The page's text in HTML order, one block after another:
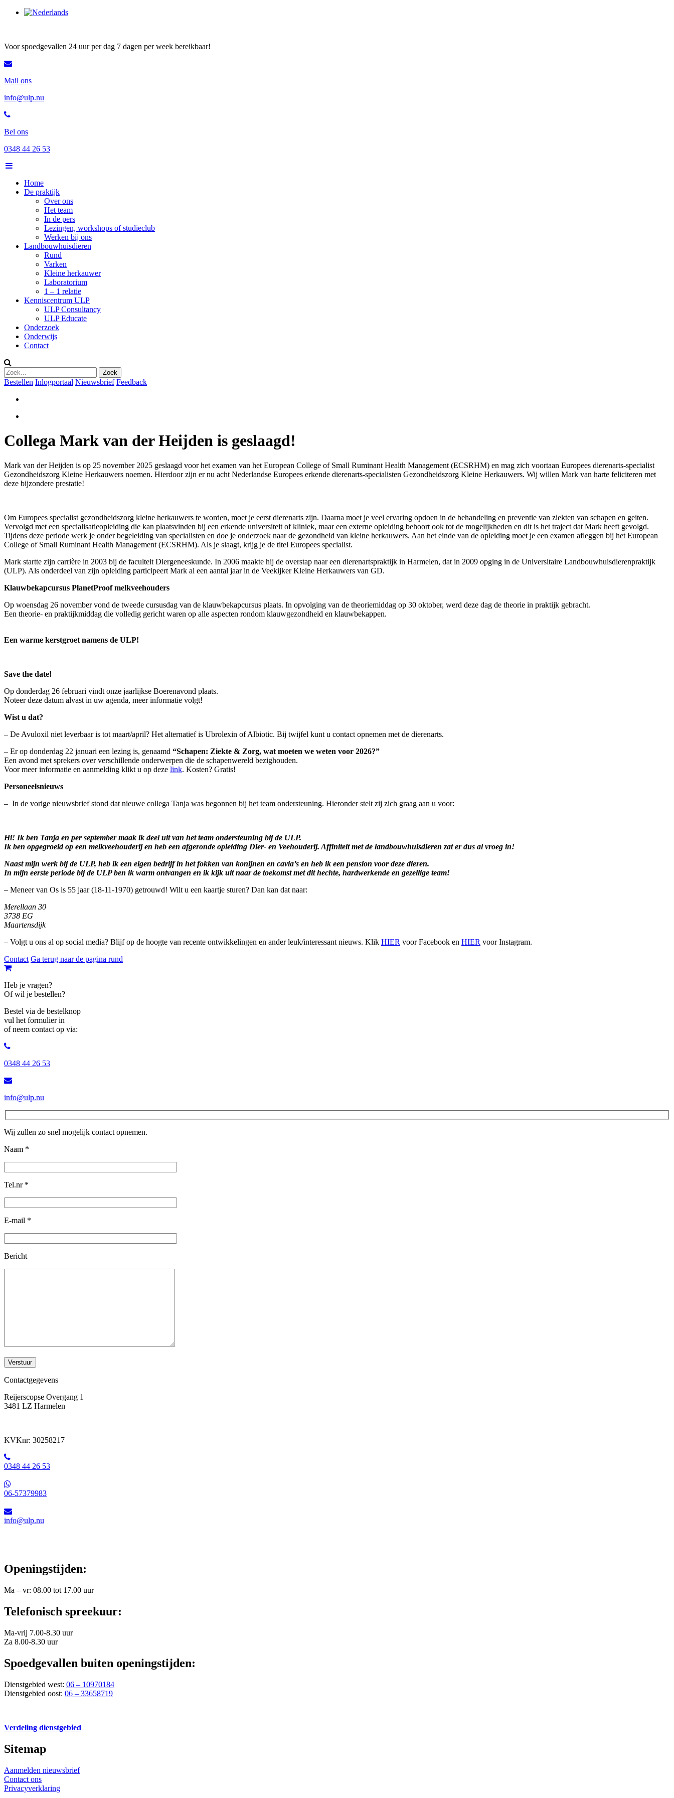
Voor spoedgevallen 24 uur per dag 7 dagen per week bereikbaar!
Mail ons
info@ulp.nu
Bel ons
0348 44 26 53
Home
De praktijk
Over ons
Het team
In de pers
Lezingen, workshops of studieclub
Werken bij ons
Landbouwhuisdieren
Rund
Varken
Kleine herkauwer
Laboratorium
1 – 1 relatie
Kenniscentrum ULP
ULP Consultancy
ULP Educate
Onderzoek
Onderwijs
Contact
Bestellen Inlogportaal Nieuwsbrief Feedback
Collega Mark van der Heijden is geslaagd!
Mark van der Heijden is op 25 november 2025 geslaagd voor het examen van het European College of Small Ruminant Health Management (ECSRHM) en mag zich voortaan Europees dierenarts-specialist
Gezondheidszorg Kleine Herkauwers noemen. Hierdoor zijn er nu acht Nederlandse Europees erkende dierenarts-specialisten Gezondheidszorg Kleine Herkauwers. Wij willen Mark van harte feliciteren met
deze bijzondere prestatie!
Om Europees specialist gezondheidszorg kleine herkauwers te worden, moet je eerst dierenarts zijn. Daarna moet je veel ervaring opdoen in de behandeling en preventie van ziekten van schapen en geiten.
Vervolgd met een specialisatieopleiding die kan plaatsvinden bij een erkende universiteit of kliniek, maar een externe opleiding behoort ook tot de mogelijkheden en dit is het traject dat Mark heeft gevolgd.
Tijdens deze periode werk je onder begeleiding van specialisten en doe je onderzoek naar de gezondheid van kleine herkauwers. Aan het einde van de opleiding moet je een examen afleggen bij het European
College of Small Ruminant Health Management (ECSRHM). Als je slaagt, krijg je de titel Europees specialist.
Mark startte zijn carrière in 2003 bij de faculteit Diergeneeskunde. In 2006 maakte hij de overstap naar een dierenartspraktijk in Harmelen, dat in 2009 opging in de Universitaire Landbouwhuisdierenpraktijk
(ULP). Als onderdeel van zijn opleiding participeert Mark al een aantal jaar in de Veekijker Kleine Herkauwers van GD.
Klauwbekapcursus PlanetProof melkveehouders
Op woensdag 26 november vond de tweede cursusdag van de klauwbekapcursus plaats. In opvolging van de theoriemiddag op 30 oktober, werd deze dag de theorie in praktijk gebracht.
Een theorie- en praktijkmiddag die volledig gericht waren op alle aspecten rondom klauwgezondheid en klauwbekappen.
Een warme kerstgroet namens de ULP!
Save the date!
Op donderdag 26 februari vindt onze jaarlijkse Boerenavond plaats.
Noteer deze datum alvast in uw agenda, meer informatie volgt!
Wist u dat?
– De Avuloxil niet leverbaar is tot maart/april? Het alternatief is Ubrolexin of Albiotic. Bij twijfel kunt u contact opnemen met de dierenarts.
– Er op donderdag 22 januari een lezing is, genaamd “Schapen: Ziekte & Zorg, wat moeten we weten voor 2026?”
Een avond met sprekers over verschillende onderwerpen die de schapenwereld bezighouden.
Voor meer informatie en aanmelding klikt u op deze link. Kosten? Gratis!
Personeelsnieuws
– In de vorige nieuwsbrief stond dat nieuwe collega Tanja was begonnen bij het team ondersteuning. Hieronder stelt zij zich graag aan u voor:
Hi! Ik ben Tanja en per september maak ik deel uit van het team ondersteuning bij de ULP.
Ik ben opgegroeid op een melkveehouderij en heb een afgeronde opleiding Dier- en Veehouderij. Affiniteit met de landbouwhuisdieren zat er dus al vroeg in!
Naast mijn werk bij de ULP, heb ik een eigen bedrijf in het fokken van konijnen en cavia’s en heb ik een pension voor deze dieren.
In mijn eerste periode bij de ULP ben ik warm ontvangen en ik kijk uit naar de toekomst met dit hechte, hardwerkende en gezellige team!
– Meneer van Os is 55 jaar (18-11-1970) getrouwd! Wilt u een kaartje sturen? Dan kan dat naar:
Merellaan 30
3738 EG
Maartensdijk
– Volgt u ons al op social media? Blijf op de hoogte van recente ontwikkelingen en ander leuk/interessant nieuws. Klik HIER voor Facebook en HIER voor Instagram.
Contact Ga terug naar de pagina rund
Heb je vragen?
Of wil je bestellen?
Bestel via de bestelknop
vul het formulier in
of neem contact op via:
0348 44 26 53
info@ulp.nu
Wij zullen zo snel mogelijk contact opnemen.
Naam *
Tel.nr *
E-mail *
Bericht
Contactgegevens
Reijerscopse Overgang 1
3481 LZ Harmelen
KVKnr: 30258217
0348 44 26 53
06-57379983
info@ulp.nu
Openingstijden:
Ma – vr: 08.00 tot 17.00 uur
Telefonisch spreekuur:
Ma-vrij 7.00-8.30 uur
Za 8.00-8.30 uur
Spoedgevallen buiten openingstijden:
Dienstgebied west: 06 – 10970184
Dienstgebied oost: 06 – 33658719
Verdeling dienstgebied
Sitemap
Aanmelden nieuwsbrief
Contact ons
Privacyverklaring